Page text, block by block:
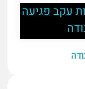
של 19% נכות עקב פגיעה